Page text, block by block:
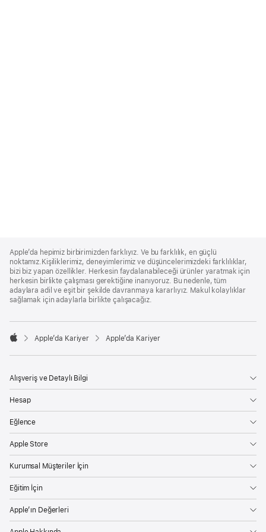
Footer
Apple’da hepimiz birbirimizden farklıyız. Ve bu farklılık, en güçlü
noktamız.Kişiliklerimiz, deneyimlerimiz ve düşüncelerimizdeki farklılıklar,
bizi biz yapan özellikler. Herkesin faydalanabileceği ürünler yaratmak için
herkesin birlikte çalışması gerektiğine inanıyoruz. Bu nedenle, tüm
adaylara adil ve eşit bir şekilde davranmaya kararlıyız. Makul kolaylıklar
sağlamak için adaylarla birlikte çalışacağız.

Apple’da Kariyer Apple’da Kariyer
Alışveriş ve Detaylı Bilgi
Hesap
Eğlence
Apple Store
Kurumsal Müşteriler İçin
Eğitim İçin
Apple’ın Değerleri